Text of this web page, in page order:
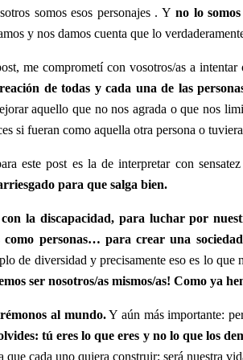
somos esos personajes . Y no lo
y nos damos cuenta que lo
me comprometí con vosotros/as a
de todas y cada una de las
aquello que no nos agrada o que nos
si fueran como aquella otra persona o
este post es la de interpretar con
para que salga bien.
la discapacidad, para luchar por
como personas… para crear una
de diversidad y precisamente eso es lo
ser nosotros/as mismos/as! Como ya
al mundo.Y aún más importante:
tú eres lo que eres y no lo que los
que cada uno quiera construir; será nuestra